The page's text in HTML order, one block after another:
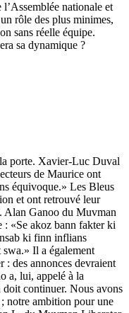
nationale et
rôle des plus minimes,
sans réelle équipe.
sa dynamique ?
porte. Xavier-Luc Duval
de Maurice ont
équivoque.» Les Bleus
et ont retrouvé leur
Alan Ganoo du Muvman
: «Se akoz bann fakter ki
ki finn inflians
Il a également
: des annonces devraient
a, lui, appelé à la
continuer. Nous avons
notre ambition pour une